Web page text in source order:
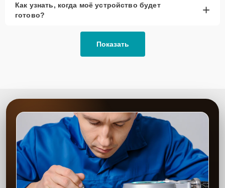
Как узнать, когда моё устройство будет
готово?
+
Показать